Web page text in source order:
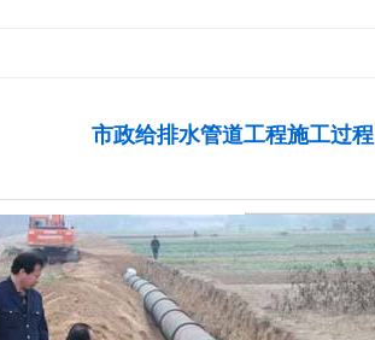
市政给排水管道工程施工过程